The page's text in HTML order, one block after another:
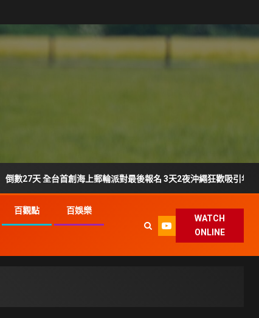
全台首創海上郵輪派對最後報名 3天2夜沖繩狂歡吸引年輕族群搶登船
百觀點 百娛樂
WATCH
ONLINE